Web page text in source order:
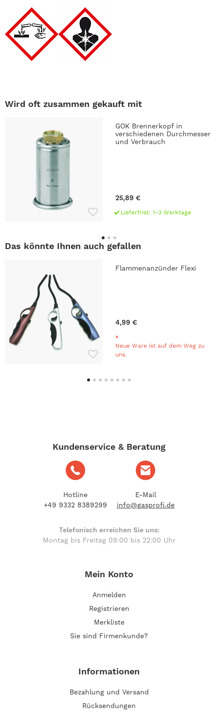
Wird oft zusammen gekauft mit
GOK Brennerkopf in
verschiedenen Durchmesser
und Verbrauch
25,89 €
Lieferfrist: 1-3 Werktage
Das könnte Ihnen auch gefallen
Flammenanzünder Flexi
4,99 €
Neue Ware ist auf dem Weg zu
uns.
Kundenservice & Beratung
Hotline
+49 9332 8389299
E-Mail
info@gasprofi.de
Telefonisch erreichen Sie uns:
Montag bis Freitag 09:00 bis 22:00 Uhr
Mein Konto
Anmelden
Registrieren
Merkliste
Sie sind Firmenkunde?
Informationen
Bezahlung und Versand
Rücksendungen